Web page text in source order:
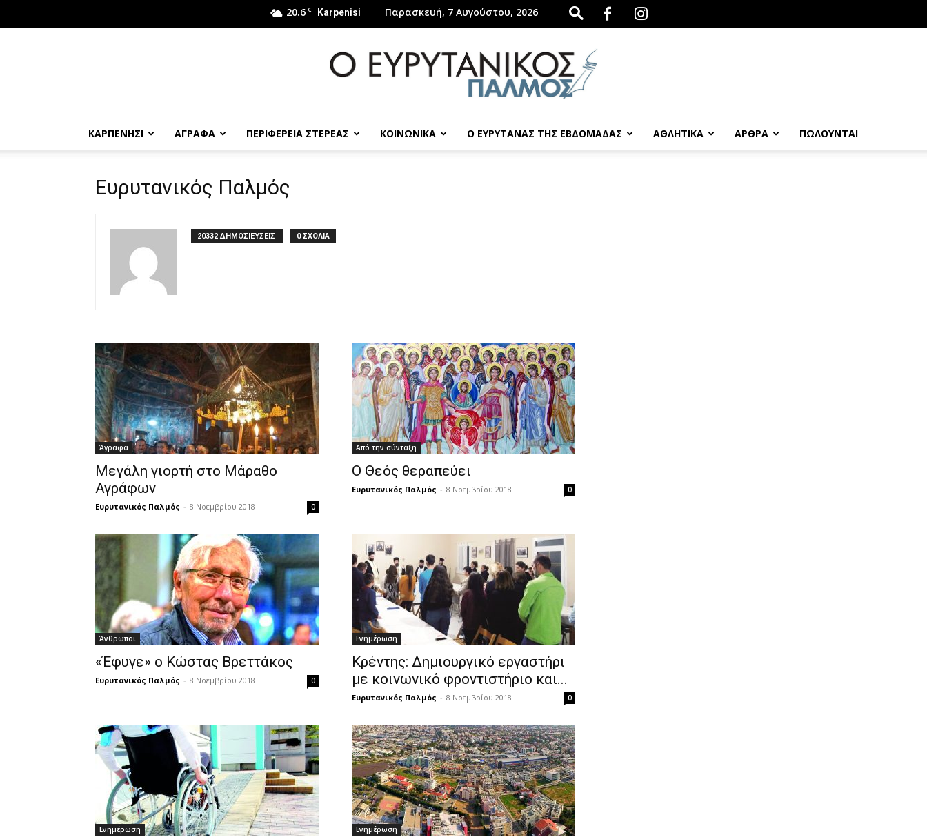
20.6 C Karpenisi Παρασκευή, 7 Αυγούστου, 2026
ΚΑΡΠΕΝΗΣΙ ΑΓΡΑΦΑ ΠΕΡΙΦΕΡΕΙΑ ΣΤΕΡΕΑΣ ΚΟΙΝΩΝΙΚΑ Ο ΕΥΡΥΤΑΝΑΣ ΤΗΣ ΕΒΔΟΜΑΔΑΣ ΑΘΛΗΤΙΚΑ ΑΡΘΡΑ ΠΩΛΟΎΝΤΑΙ
Ευρυτανικός Παλμός
20332 ΔΗΜΟΣΙΕΥΣΕΙΣ 0 ΣΧΟΛΙΑ
Άγραφα
Μεγάλη γιορτή στο Μάραθο
Αγράφων
Ευρυτανικός Παλμός - 8 Νοεμβρίου 2018 0
Από την σύνταξη
Ο Θεός θεραπεύει
Ευρυτανικός Παλμός - 8 Νοεμβρίου 2018 0
Άνθρωποι
«Έφυγε» ο Κώστας Βρεττάκος
Ευρυτανικός Παλμός - 8 Νοεμβρίου 2018 0
Ενημέρωση
Κρέντης: Δημιουργικό εργαστήρι
με κοινωνικό φροντιστήριο και...
Ευρυτανικός Παλμός - 8 Νοεμβρίου 2018 0
Ενημέρωση Ενημέρωση